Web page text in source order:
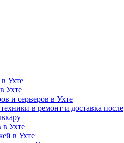
Ухте
Ухте
и серверов в Ухте
в ремонт и доставка после
в Ухте
в Ухте